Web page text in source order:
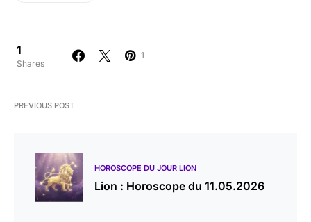
1
Shares
1
PREVIOUS POST
HOROSCOPE DU JOUR LION
Lion : Horoscope du 11.05.2026